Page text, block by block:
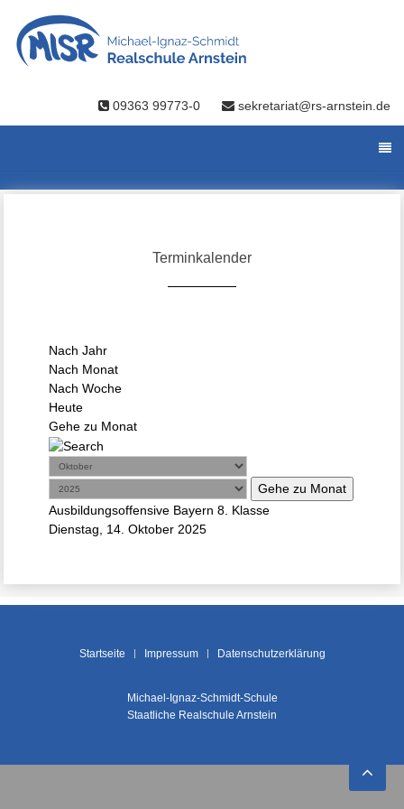
09363 99773-0 sekretariat@rs-arnstein.de
Terminkalender
Nach Jahr
Nach Monat
Nach Woche
Heute
Gehe zu Monat
Gehe zu Monat
Ausbildungsoffensive Bayern 8. Klasse
Dienstag, 14. Oktober 2025
Startseite Impressum Datenschutzerklärung
Michael-Ignaz-Schmidt-Schule
Staatliche Realschule Arnstein